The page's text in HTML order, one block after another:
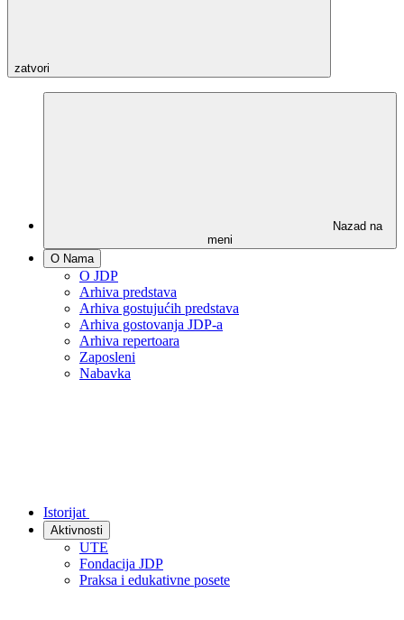
zatvori
Nazad na
meni
O Nama
O JDP
Arhiva predstava
Arhiva gostujućih predstava
Arhiva gostovanja JDP-a
Arhiva repertoara
Zaposleni
Nabavka
Istorijat
Aktivnosti
UTE
Fondacija JDP
Praksa i edukativne posete